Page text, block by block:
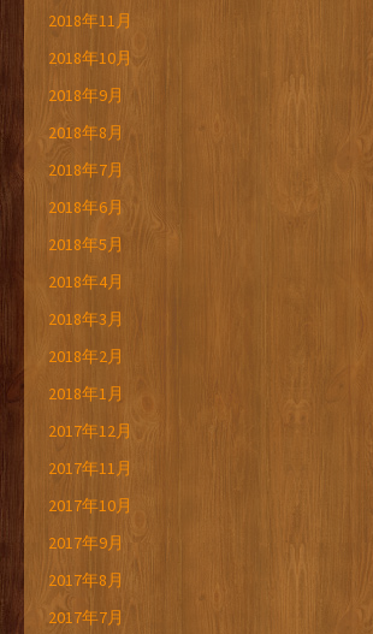
2018年11月
2018年10月
2018年9月
2018年8月
2018年7月
2018年6月
2018年5月
2018年4月
2018年3月
2018年2月
2018年1月
2017年12月
2017年11月
2017年10月
2017年9月
2017年8月
2017年7月